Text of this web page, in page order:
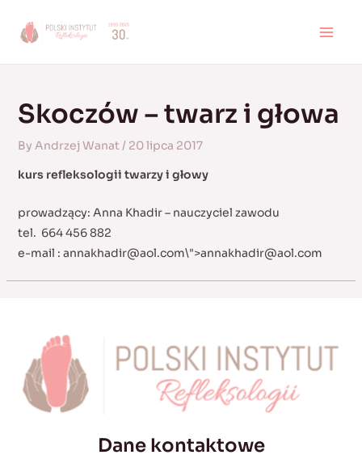
Skoczów – twarz i głowa
By Andrzej Wanat/ 20 lipca 2017
kurs refleksologii twarzy i głowy
prowadzący: Anna Khadir – nauczyciel zawodu
tel. 664 456 882
e-mail : annakhadir@aol.com\">annakhadir@aol.com
Dane kontaktowe